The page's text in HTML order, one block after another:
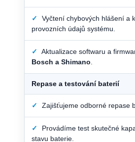
✓
Vyčtení chybových hlášení a
provozních údajů systému.
✓
Aktualizace softwaru a
Bosch a Shimano
Repase a testování baterií
✓ Zajišťujeme odborné repase
✓
Provádíme test skutečné
stavu baterie.